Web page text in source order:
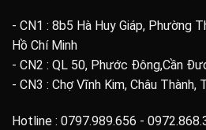
- CN1 : 8b5 Hà Huy Giáp, Phường
Hồ Chí Minh
- CN2 : QL 50, Phước Đông,Cần
- CN3 : Chợ Vĩnh Kim, Châu Thành,
Hotline : 0797.989.656 -